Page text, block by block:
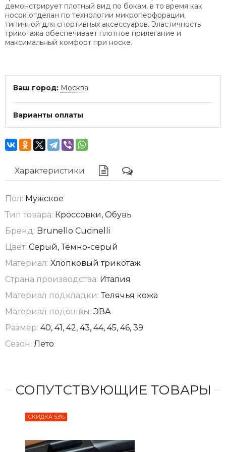
демонстрирует плотный вид по бокам, в то время как
носок отделан по технологии микроперфорации,
типичной для спортивных аксессуаров. Эластичность
трикотажа обеспечивает плотное прилегание и
максимальный комфорт при носке.
Ваш город: Москва
Варианты оплаты
Характеристики
Пол: Мужское
Тип товара: Кроссовки, Обувь
Бренд: Brunello Cucinelli
Цвет: Серый, Тёмно-серый
Материал: Хлопковый трикотаж
Страна производства: Италия
Материал подкладки: Телячья кожа
Материал подошвы: ЭВА
Размер: 40, 41, 42, 43, 44, 45, 46, 39
Сезон: Лето
СОПУТСТВУЮЩИЕ ТОВАРЫ
СКИДКА 53%